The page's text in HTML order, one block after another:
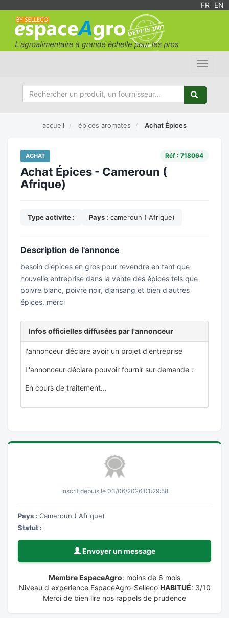
FR EN
Toggle
accueil épices aromates Achat Épices
ACHAT Réf : 718064
Achat Épices - Cameroun (
Afrique)
Type activite : Pays : cameroun ( Afrique)
Description de l'annonce
besoin d'épices en gros pour revendre en tant que
nouvelle entreprise dans la vente des épices tels que
poivre blanc, poivre noir, djansang et bien d'autres
épices. merci
Infos officielles diffusées par l'annonceur
l'annonceur déclare avoir un projet d'entreprise
L'annonceur déclare pouvoir fournir sur demande :
En cours de traitement...
Inscrit depuis le 03/06/2026 01:29:58
Pays : Cameroun ( Afrique)
Statut :
Envoyer un message
Membre EspaceAgro: moins de 6 mois
Niveau d experience EspaceAgro-Selleco HABITUÉ: 3/10
Merci de bien lire nos rappels de prudence